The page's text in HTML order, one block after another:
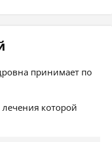
принимает по
лечения которой